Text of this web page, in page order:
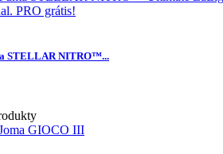
STELLAR NITRO™...